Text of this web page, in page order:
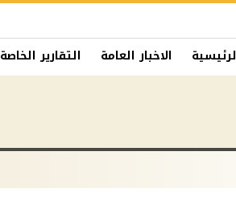
الاخبار العامة التقارير الخاصة